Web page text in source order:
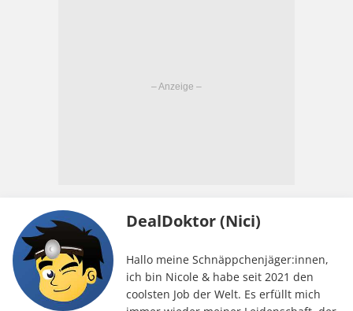
DealDoktor (Nici)
Hallo meine Schnäppchenjäger:innen,
ich bin Nicole & habe seit 2021 den
coolsten Job der Welt. Es erfüllt mich